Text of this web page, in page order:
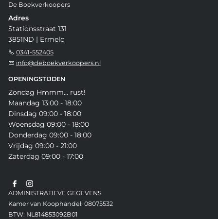
De Boekverkoopers
Adres
Stationsstraat 131
3851ND | Ermelo
0341-552405
info@deboekverkoopers.nl
OPENINGSTIJDEN
Zondag Hmmm... rust!
Maandag 13:00 - 18:00
Dinsdag 09:00 - 18:00
Woensdag 09:00 - 18:00
Donderdag 09:00 - 18:00
Vrijdag 09:00 - 21:00
Zaterdag 09:00 - 17:00
ADMINISTRATIEVE GEGEVENS
Kamer van Koophandel: 08075532
BTW: NL814853092B01